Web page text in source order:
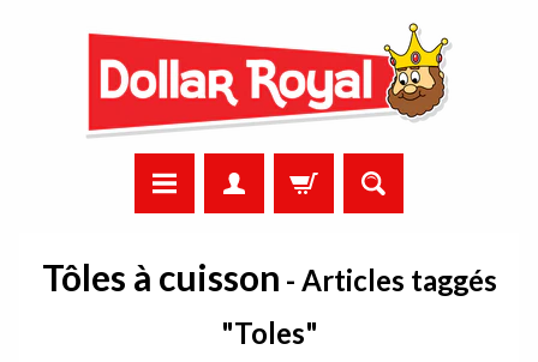
Tôles à cuisson - Articles taggés
"Toles"